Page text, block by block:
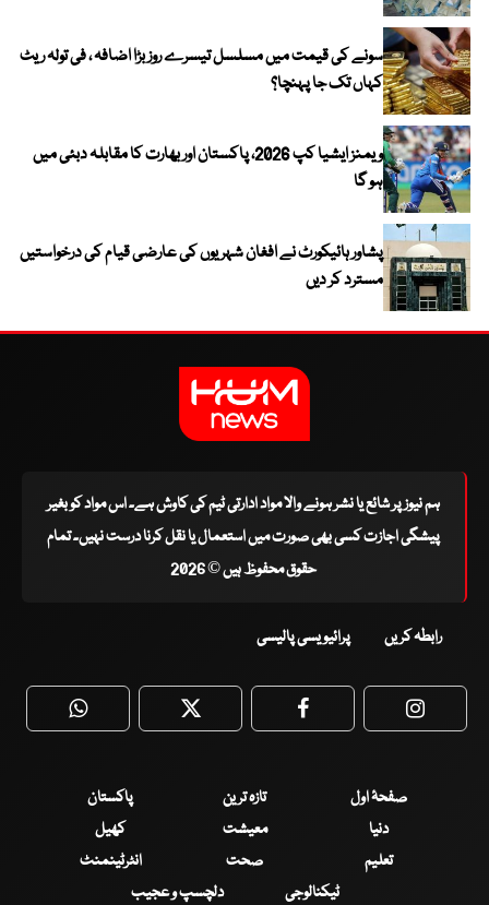
سونے کی قیمت میں مسلسل تیسرے روز بڑا اضافہ ، فی تولہ ریٹ
کہاں تک جا پہنچا؟
ویمنز ایشیا کپ 2026، پاکستان اور بھارت کا مقابلہ دبئی میں
ہو گا
پشاور ہائیکورٹ نے افغان شہریوں کی عارضی قیام کی درخواستیں
مسترد کر دیں
ہم نیوز پر شائع یا نشر ہونے والا مواد ادارتی ٹیم کی کاوش ہے۔ اس مواد کو بغیر
پیشگی اجازت کسی بھی صورت میں استعمال یا نقل کرنا درست نہیں۔ تمام
حقوق محفوظ ہیں © 2026
رابطہ کریں پرائیویسی پالیسی
WhatsApp Twitter Facebook
صفحۂ اول تازہ ترین
پاکستان
دنیا
معیشت
کھیل
تعلیم
صحت
انٹرٹینمنٹ
ٹیکنالوجی
دلچسپ و عجیب